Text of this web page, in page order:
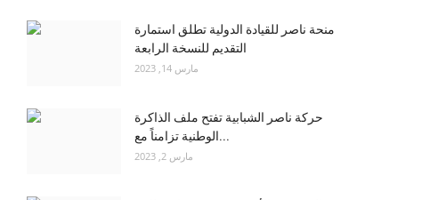
منحة ناصر للقيادة الدولية تطلق استمارة
التقديم للنسخة الرابعة
مارس 14, 2023
حركة ناصر الشبابية تفتح ملف الذاكرة
الوطنية تزامناً مع...
مارس 2, 2023